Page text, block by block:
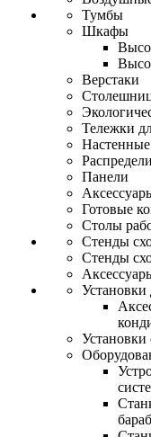
Тумбы
Шкафы
Верстаки
Тележки
Панели
Готовые
Столы
Стенды
Стенды
Установки